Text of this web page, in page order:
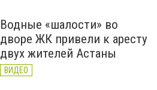
Водные «шалости» во
дворе ЖК привели к аресту
двух жителей Астаны
ВИДЕО